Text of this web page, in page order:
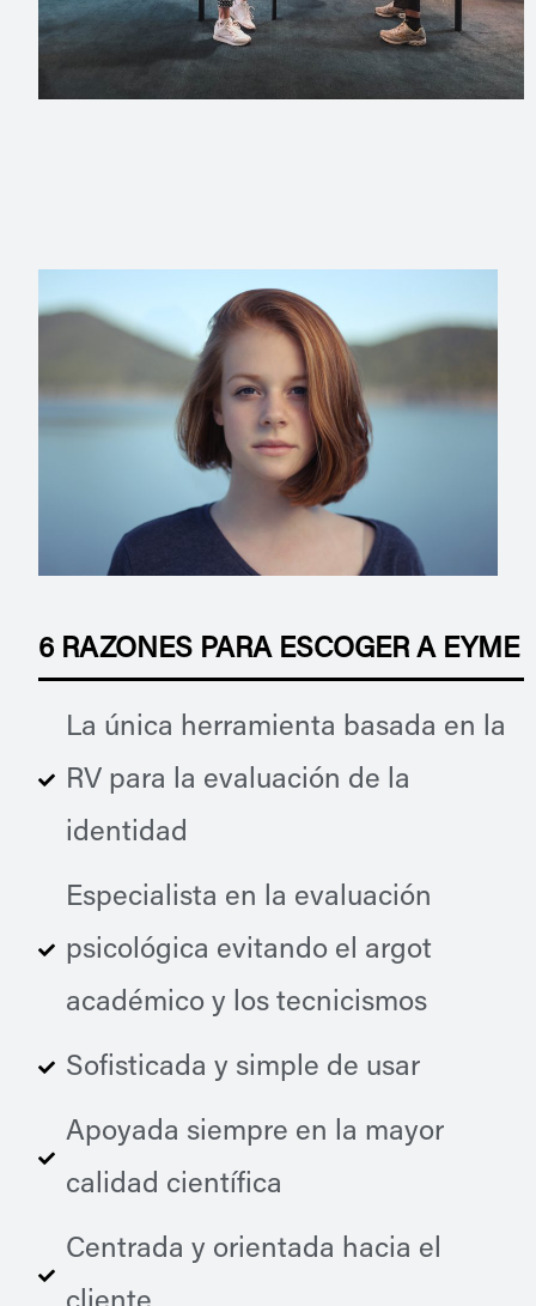
6 RAZONES PARA ESCOGER A EYME
La única herramienta basada en la
RV para la evaluación de la
identidad
Especialista en la evaluación
psicológica evitando el argot
académico y los tecnicismos
Sofisticada y simple de usar
Apoyada siempre en la mayor
calidad científica
Centrada y orientada hacia el